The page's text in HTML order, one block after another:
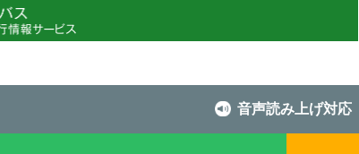
音声読み上げ対応